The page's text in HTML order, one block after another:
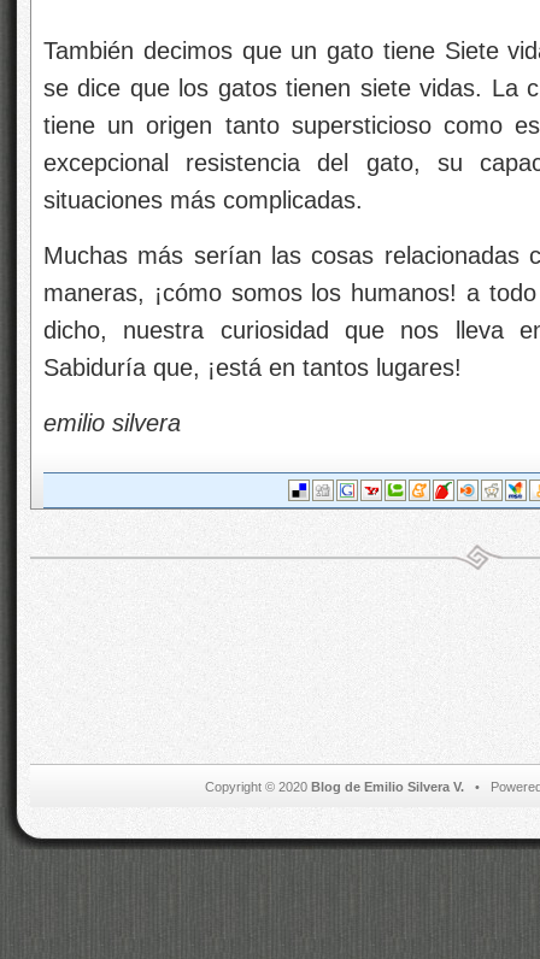
También decimos que un gato tiene Siete
se dice que los gatos tienen siete vidas. La
tiene un origen tanto supersticioso como
excepcional resistencia del gato, su
situaciones más complicadas.
Muchas más serían las cosas relacionadas
maneras, ¡cómo somos los humanos! a
dicho, nuestra curiosidad que nos lleva
Sabiduría que, ¡está en tantos lugares!
emilio silvera
Copyright © 2020 Blog de Emilio Silvera V.•